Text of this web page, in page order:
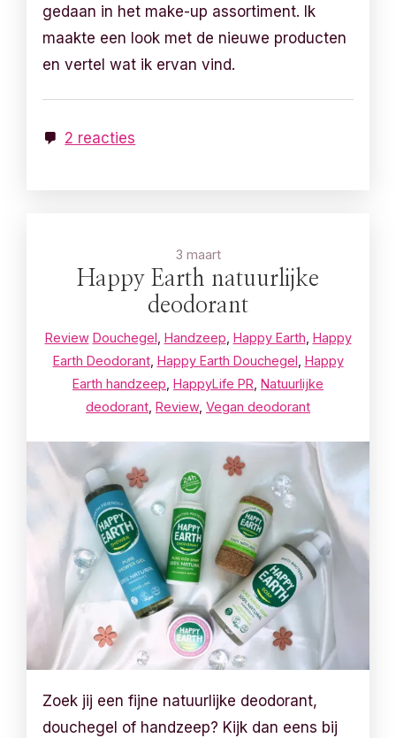
gedaan in het make-up assortiment. Ik
maakte een look met de nieuwe producten
en vertel wat ik ervan vind.
2 reacties
3 maart
Happy Earth natuurlijke
deodorant
Review Douchegel Handzeep Happy Earth Happy
Earth Deodorant, Happy Earth Douchegel Happy
Earth handzeep HappyLife PR Natuurlijke
deodorant Review, Vegan deodorant
Zoek jij een fijne natuurlijke deodorant,
douchegel of handzeep? Kijk dan eens bij